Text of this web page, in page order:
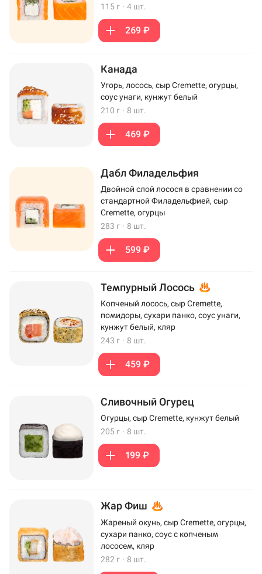
115 г · 4 шт.
269 ₽
Канада
Угорь, лосось, сыр Cremette, огурцы,
соус унаги, кунжут белый
210 г · 8 шт.
469 ₽
Дабл Филадельфия
Двойной слой лосося в сравнении со
стандартной Филадельфией, сыр
Cremette, огурцы
283 г · 8 шт.
599 ₽
Темпурный Лосось
Копченый лосось, сыр Cremette,
помидоры, сухари панко, соус унаги,
кунжут белый, кляр
243 г · 8 шт.
459 ₽
Сливочный Огурец
Огурцы, сыр Cremette, кунжут белый
205 г · 8 шт.
199 ₽
Жар Фиш
Жареный окунь, сыр Cremette, огурцы,
сухари панко, соус с копченым
лососем, кляр
282 г · 8 шт.